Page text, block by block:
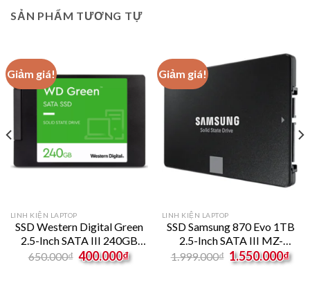
SẢN PHẨM TƯƠNG TỰ
Giảm giá!
LINH KIỆN LAPTOP
SSD Western Digital Green
2.5-Inch SATA III 240GB
WDS240G3G0A
650.000₫ Original
price
400.000₫
Giảm giá!
LINH KIỆN LAPTOP
SSD Samsung 870 Evo 1TB
2.5-Inch SATA III MZ-
77E1T0BW
1.999.000₫ Original
price
1.550.000₫